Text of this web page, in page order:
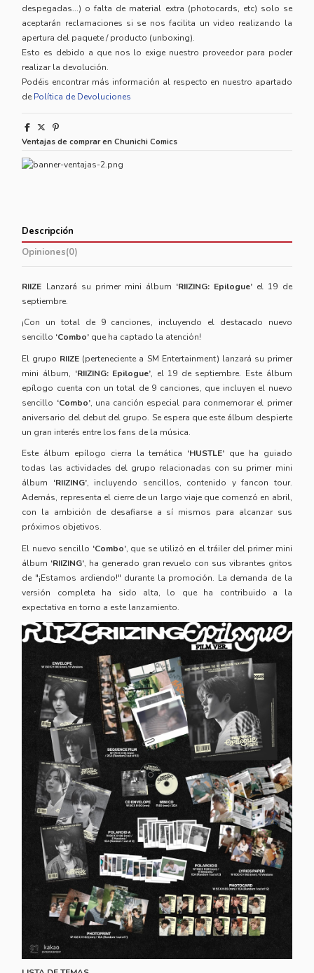
despegadas...) o falta de material extra (photocards, etc) solo se
aceptarán reclamaciones si se nos facilita un video realizando la
apertura del paquete / producto (unboxing).
Esto es debido a que nos lo exige nuestro proveedor para poder
realizar la devolución.
Podéis encontrar más información al respecto en nuestro apartado
de Política de Devoluciones
Ventajas de comprar en Chunichi Comics
Descripción
Opiniones(0)
RIIZE Lanzará su primer mini álbum ‘RIIZING: Epilogue’ el 19 de
septiembre.
¡Con un total de 9 canciones, incluyendo el destacado nuevo
sencillo ‘Combo’ que ha captado la atención!
El grupo RIIZE (perteneciente a SM Entertainment) lanzará su primer
mini álbum, ‘RIIZING: Epilogue’, el 19 de septiembre. Este álbum
epílogo cuenta con un total de 9 canciones, que incluyen el nuevo
sencillo ‘Combo’, una canción especial para conmemorar el primer
aniversario del debut del grupo. Se espera que este álbum despierte
un gran interés entre los fans de la música.
Este álbum epílogo cierra la temática ‘HUSTLE’ que ha guiado
todas las actividades del grupo relacionadas con su primer mini
álbum ‘RIIZING’, incluyendo sencillos, contenido y fancon tour.
Además, representa el cierre de un largo viaje que comenzó en abril,
con la ambición de desafiarse a sí mismos para alcanzar sus
próximos objetivos.
El nuevo sencillo ‘Combo’, que se utilizó en el tráiler del primer mini
álbum ‘RIIZING’, ha generado gran revuelo con sus vibrantes gritos
de "¡Estamos ardiendo!" durante la promoción. La demanda de la
versión completa ha sido alta, lo que ha contribuido a la
expectativa en torno a este lanzamiento.